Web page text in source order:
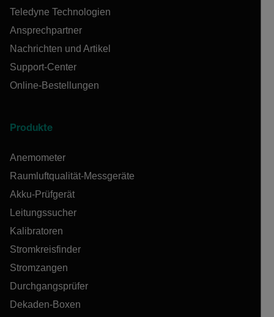
Teledyne Technologien
Ansprechpartner
Nachrichten und Artikel
Support-Center
Online-Bestellungen
Produkte
Anemometer
Raumluftqualität-Messgeräte
Akku-Prüfgerät
Leitungssucher
Kalibratoren
Stromkreisfinder
Stromzangen
Durchgangsprüfer
Dekaden-Boxen